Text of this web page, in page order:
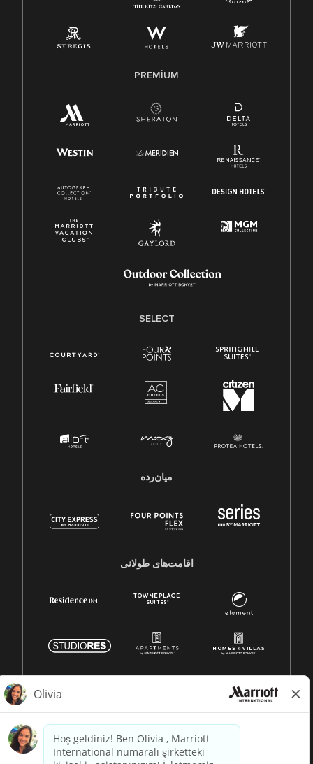
PREMIUM
SELECT
میان‌رده
اقامت‌های طولانی